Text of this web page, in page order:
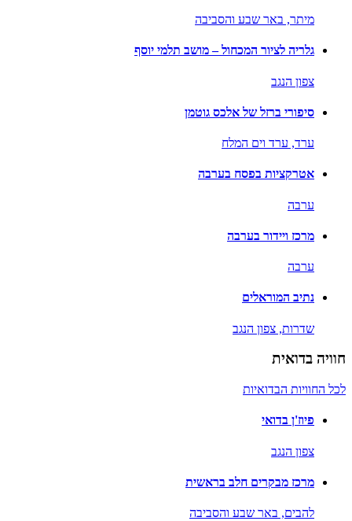
מיתר, באר שבע והסביבה
גלריה לציור המכחול – מושב תלמי יוסף
צפון הנגב
סיפורי ברזל של אלכס גוטמן
ערד, ערד וים המלח
אטרקציות בפסח בערבה
ערבה
מרכז ויידור בערבה
ערבה
נתיב המוראלים
שדרות, צפון הנגב
חוויה בדואית
לכל החוויות הבדואיות
פיוז'ן בדואי
צפון הנגב
מרכז מבקרים חלב בראשית
להבים, באר שבע והסביבה